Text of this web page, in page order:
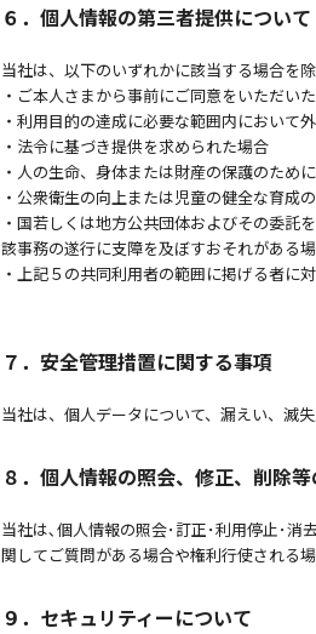
６．個人情報の第三者提供について
当社は、以下のいずれかに該当する場合を
・ご本人さまから事前にご同意をいただい
・利用目的の達成に必要な範囲内において
・法令に基づき提供を求められた場合
・人の生命、身体または財産の保護のため
・公衆衛生の向上または児童の健全な育成
・国若しくは地方公共団体およびその委託
該事務の遂行に支障を及ぼすおそれがある
・上記５の共同利用者の範囲に掲げる者に
７．安全管理措置に関する事項
当社は、個人データについて、漏えい、滅
８．個人情報の照会、修正、削除
当社は､個人情報の照会･訂正･利用停止･消
関してご質問がある場合や権利行使される
９．セキュリティーについて